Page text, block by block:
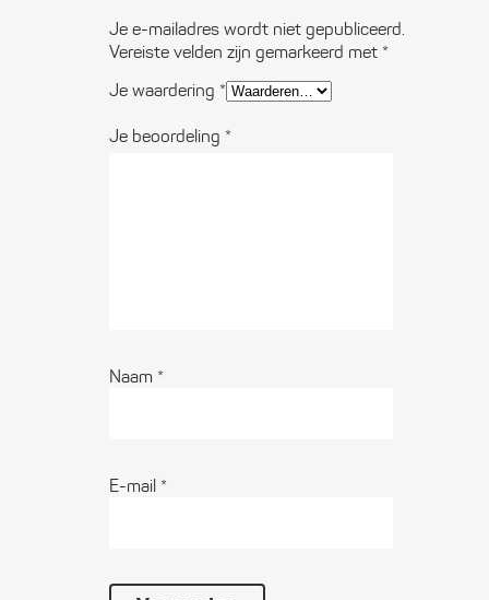
Je e-mailadres wordt niet gepubliceerd.
Vereiste velden zijn gemarkeerd met *
Je waardering *
Je beoordeling *
Naam *
E-mail *